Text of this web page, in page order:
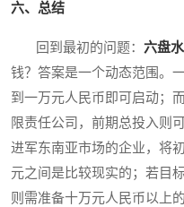
六、总结
回到最初的问题： 六盘
钱？答案是一个动态范围。
到一万元人民币即可启动；
限责任公司，前期总投入则
进军东南亚市场的企业，将
元之间是比较现实的；若目
则需准备十万元人民币以上的